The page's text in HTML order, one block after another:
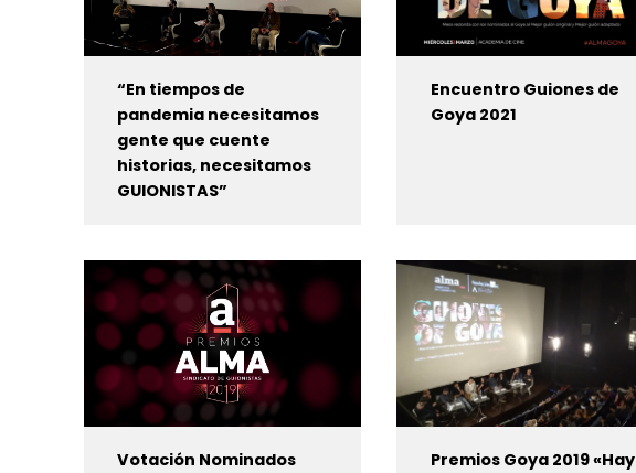
“En tiempos de
pandemia necesitamos
gente que cuente
historias, necesitamos
GUIONISTAS”
Encuentro Guiones de
Goya 2021
Votación Nominados
Premios Goya 2019 «Hay